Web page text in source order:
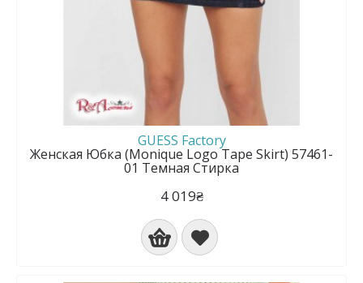
GUESS Factory
Женская Юбка (Monique Logo Tape Skirt) 57461-
01 Темная Стирка
4 019₴